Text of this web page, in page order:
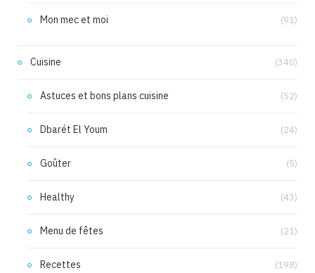
Mon mec et moi (91)
Cuisine (340)
Astuces et bons plans cuisine (52)
Dbarét El Youm (24)
Goûter (5)
Healthy (43)
Menu de fêtes (21)
Recettes (198)